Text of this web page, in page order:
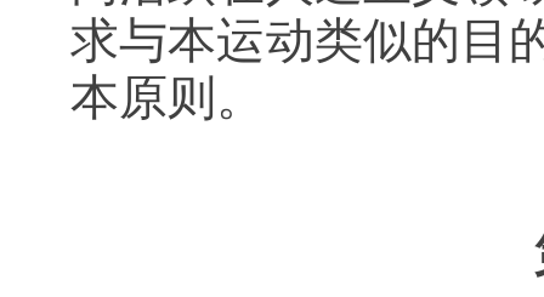
求与本运动类似的目
本原则。